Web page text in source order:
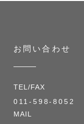
お問い合わせ
TEL/FAX
011-598-8052
MAIL